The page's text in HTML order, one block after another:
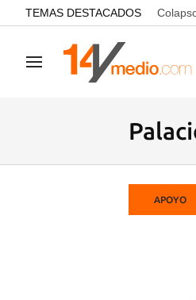
common.go-to-content
TEMAS DESTACADOS
Navegación
APOYO